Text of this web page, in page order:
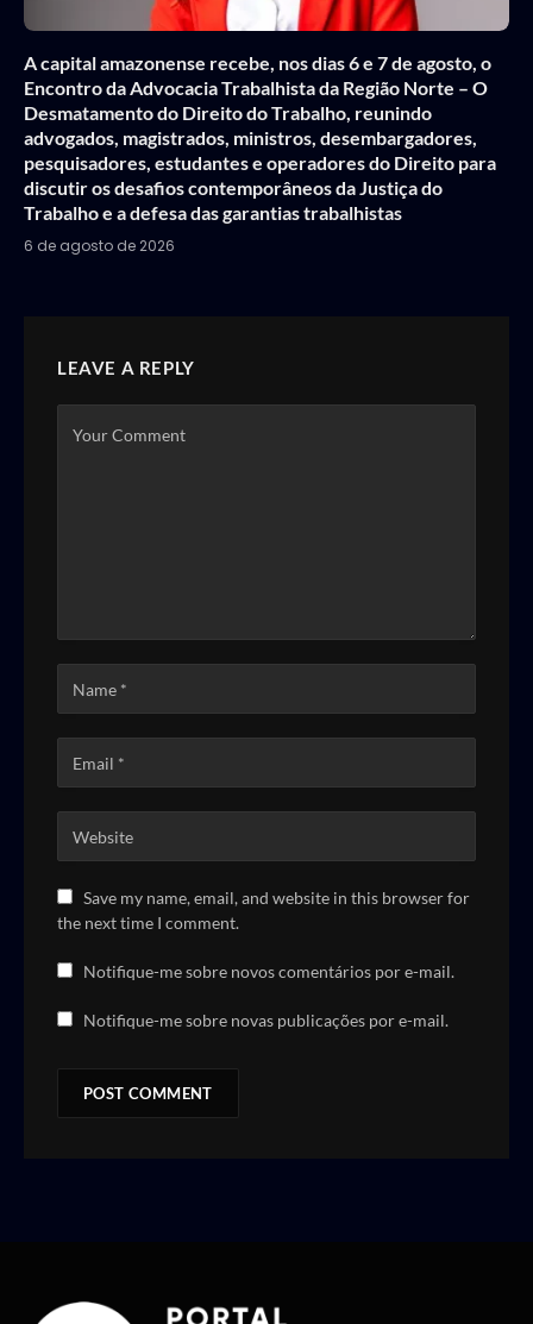
A capital amazonense recebe, nos dias 6 e 7 de agosto, o
Encontro da Advocacia Trabalhista da Região Norte – O
Desmatamento do Direito do Trabalho, reunindo
advogados, magistrados, ministros, desembargadores,
pesquisadores, estudantes e operadores do Direito para
discutir os desafios contemporâneos da Justiça do
Trabalho e a defesa das garantias trabalhistas
6 de agosto de 2026
LEAVE A REPLY
Save my name, email, and website in this browser for
the next time I comment.
Notifique-me sobre novos comentários por e-mail.
Notifique-me sobre novas publicações por e-mail.